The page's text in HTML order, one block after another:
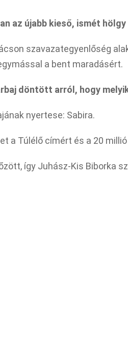
az újabb kieső, ismét
szavazategyenlőség
a bent maradásért.
döntött arról, hogy
nyertese: Sabira.
a Túlélő címért és a 20
így Juhász-Kis Biborka